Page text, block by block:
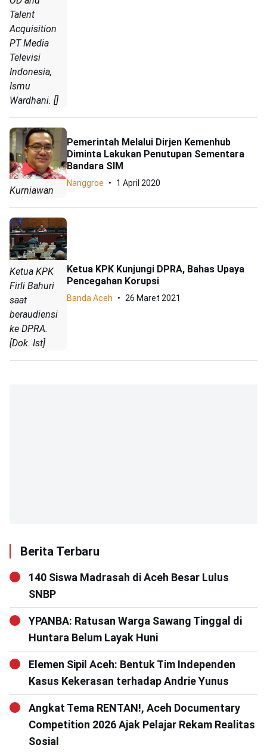
Talent
Acquisition
PT Media
Televisi
Indonesia,
Ismu
Wardhani. []
Kurniawan
Pemerintah Melalui Dirjen Kemenhub
Diminta Lakukan Penutupan Sementara
Bandara SIM
Nanggroe 1 April 2020
Ketua KPK
Firli Bahuri
saat
beraudiensi
ke DPRA.
[Dok. Ist]
Ketua KPK Kunjungi DPRA, Bahas Upaya
Pencegahan Korupsi
Banda Aceh 26 Maret 2021
Berita Terbaru
140 Siswa Madrasah di Aceh Besar Lulus
SNBP
YPANBA: Ratusan Warga Sawang Tinggal di
Huntara Belum Layak Huni
Elemen Sipil Aceh: Bentuk Tim Independen
Kasus Kekerasan terhadap Andrie Yunus
Angkat Tema RENTAN!, Aceh Documentary
Competition 2026 Ajak Pelajar Rekam Realitas
Sosial